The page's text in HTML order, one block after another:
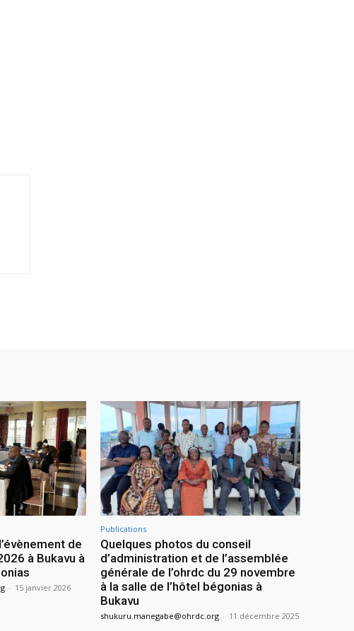
de
à Bukavu à
- 15 janvier 2026
Publications
Quelques photos du conseil
d’administration et de l’assemblée
générale de l’ohrdc du 29 novembre
à la salle de l’hôtel bégonias à
Bukavu
shukuru.manegabe@ohrdc.org - 11 décembre 2025